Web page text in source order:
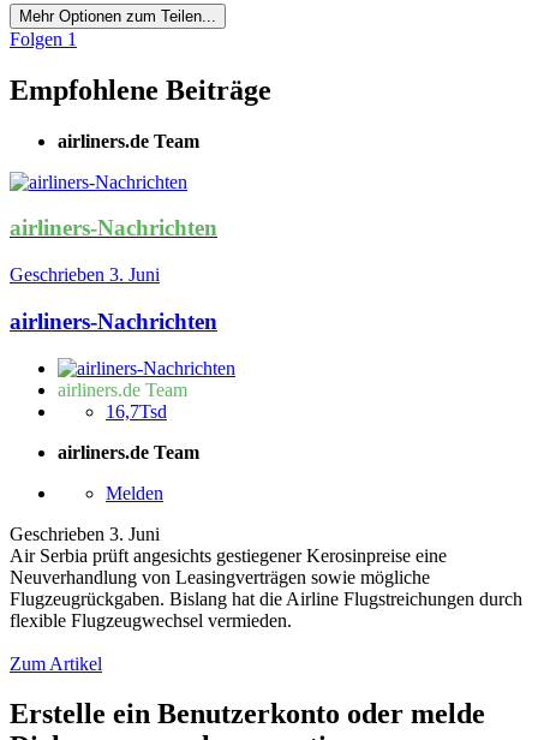
Mehr Optionen zum Teilen...
Folgen 1
Empfohlene Beiträge
airliners.de Team
airliners-Nachrichten
Geschrieben 3. Juni
airliners-Nachrichten
airliners.de Team
16,7Tsd
airliners.de Team
Melden
Geschrieben 3. Juni
Air Serbia prüft angesichts gestiegener Kerosinpreise eine
Neuverhandlung von Leasingverträgen sowie mögliche
Flugzeugrückgaben. Bislang hat die Airline Flugstreichungen durch
flexible Flugzeugwechsel vermieden.
Zum Artikel
Erstelle ein Benutzerkonto oder melde